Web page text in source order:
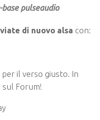
pulseaudio
di nuovo alsa con:
il verso giusto. In
sul Forum!